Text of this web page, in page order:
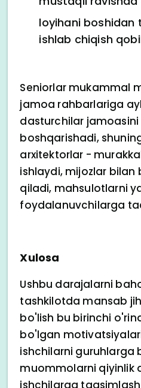
loyihani boshidan
ishlab chiqish
Seniorlar mukammal
jamoa rahbarlariga
dasturchilar
boshqarishadi,
arxitektorlar -
ishlaydi, mijozlar
qiladi, mahsulotlarni
foydalanuvchilarga
Xulosa
Ushbu darajalarni
tashkilotda mansab
bo'lish bu birinchi
bo'lgan
ishchilarni guruhlarga
muommolarni qiyinlik
ishchilarga